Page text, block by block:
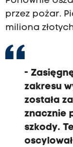
przez pożar.
miliona
-
zakresu
została
znacznie
szkody.